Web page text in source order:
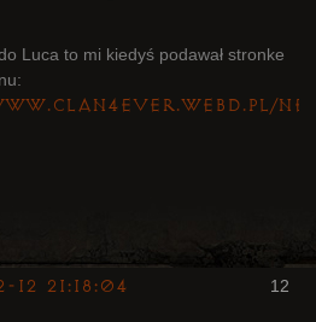
Luca to mi kiedyś podawał stronke
12
21:18:04